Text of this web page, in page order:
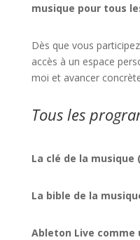
musique pour tous
Dès que vous
accès à un espace
moi et avancer
Tous les
La clé de la
La bible de la
Ableton Live comme